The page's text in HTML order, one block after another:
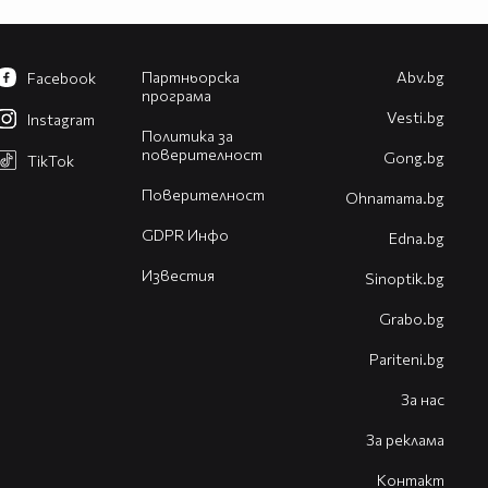
Партньорска
програма
Политика за
поверителност
Поверителност
GDPR Инфо
Известия
Facebook
Instagram
TikTok
Abv.bg
Vesti.bg
Gong.bg
Оhnamama.bg
Edna.bg
Sinoptik.bg
Grabo.bg
Pariteni.bg
За нас
За реклама
Контакт